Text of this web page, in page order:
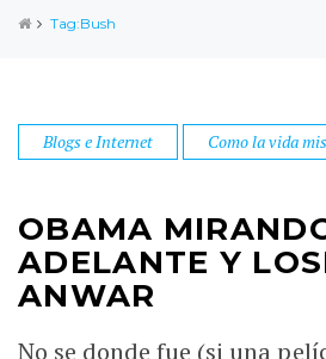
Tag:Bush
Blogs e Internet Como la vida
OBAMA
ADELANTE Y
ANWAR
No se donde fue (si una